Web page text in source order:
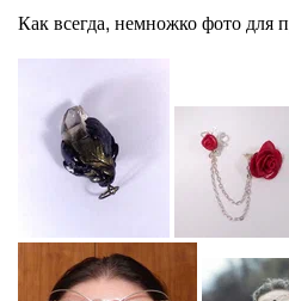
Как всегда, немножко фото для